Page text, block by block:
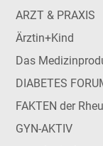
ARZT & PRAXIS
Ärztin+Kind
Das
DIABETES
FAKTEN der
GYN-AKTIV